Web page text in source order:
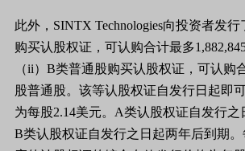
此外，SINTX Technologies向投资者发
购买认股权证，可认购合计最多
（ii）B类普通股购买认股权证，可认购
股普通股。该等认股权证自发行日起即
为每股2.14美元。A类认股权证自发行之
B类认股权证自发行之日起两年后到期